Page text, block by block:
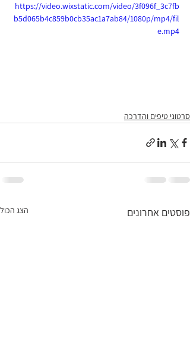
https://video.wixstatic.com/video/3f096f_3c7fb
b5d065b4c859b0cb35ac1a7ab84/1080p/mp4/fil
e.mp4
סרטוני טיפים והדרכה
פוסטים אחרונים הצג הכול